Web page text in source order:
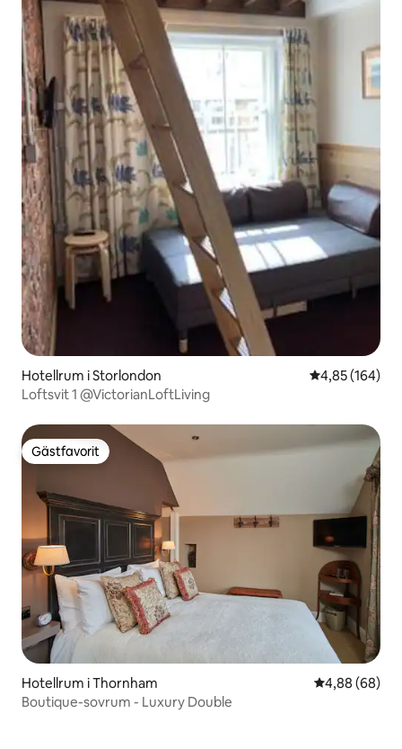
Hotellrum i Storlondon 4,85 av 5 i
4,85 (164)
Loftsvit 1 @VictorianLoftLiving
Gästfavorit
Gästfavorit
Hotellrum i Thornham 4,88 av 5 i
4,88 (68)
Boutique-sovrum - Luxury Double